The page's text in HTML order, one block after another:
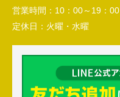
営業時間： 10：00～19：00
定休日： 火曜・水曜